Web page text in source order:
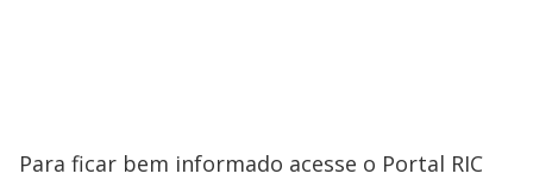
Para ficar bem informado acesse o Portal ​RIC